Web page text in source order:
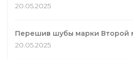
20.05.2025
Перешив шубы марки Второй
20.05.2025